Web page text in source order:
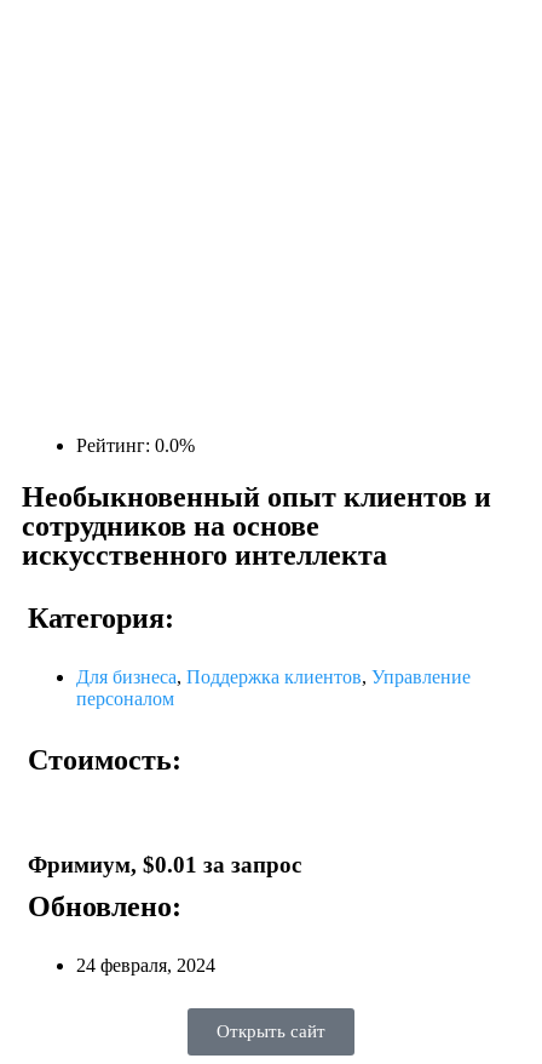
Рейтинг: 0.0%
Необыкновенный опыт клиентов и
сотрудников на основе
искусственного интеллекта
Категория:
Для бизнеса, Поддержка клиентов, Управление
персоналом
Стоимость:
Фримиум, $0.01 за запрос
Обновлено:
24 февраля, 2024
Открыть сайт